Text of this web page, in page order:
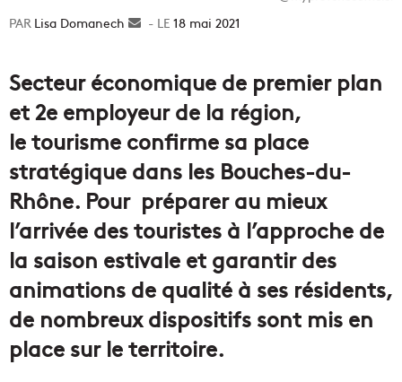
Lisa Domanech
Envoyer18 mai 2021
Secteur économique de premier plan
et 2e employeur de la région,
le tourisme confirme sa place
stratégique dans les Bouches-du-
Rhône. Pour préparer au mieux
l’arrivée des touristes à l’approche de
la saison estivale et garantir des
animations de qualité à ses résidents,
de nombreux dispositifs sont mis en
place sur le territoire.